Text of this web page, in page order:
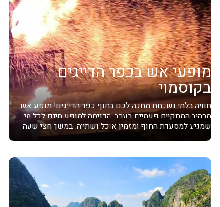
מופעי אש בכפר הדייגים
בקוסמוי
חוויה בלתי נשכחת מחכה לכם בחוף כפר הדייגים! מופע אש
מרהיב המתקיים פעמיים בערב. הכניסה למופע חינם לכל מי
שמגיע למסעדת החוף ומזמין אוכל ושתייה. במשך חצי שעה
תיהנו ממופע...